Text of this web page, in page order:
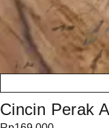
Cincin Perak